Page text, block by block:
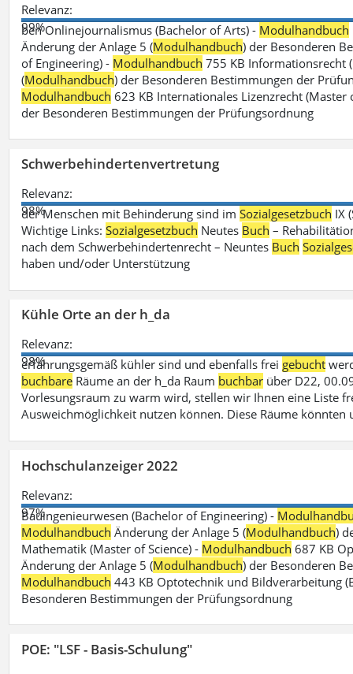
Relevanz:
99%
ben Onlinejournalismus (Bachelor of Arts) - Modulhandbuch
Änderung der Anlage 5 (Modulhandbuch) der Besonderen
of Engineering) - Modulhandbuch 755 KB Informationsrecht
(Modulhandbuch) der Besonderen Bestimmungen der
Modulhandbuch 623 KB Internationales Lizenzrecht (Master
der Besonderen Bestimmungen der Prüfungsordnung
Schwerbehindertenvertretung
Relevanz:
98%
der Menschen mit Behinderung sind imSozialgesetzbuch IX
Wichtige Links:Sozialgesetzbuch Neutes Buch –
nach dem Schwerbehindertenrecht – Neuntes Buch
haben und/oder Unterstützung
Kühle Orte an der h_da
Relevanz:
98%
erfahrungsgemäß kühler sind und ebenfalls frei gebucht
buchbare Räume an der h_da Raum buchbar über D22,
Vorlesungsraum zu warm wird, stellen wir Ihnen eine Liste
Ausweichmöglichkeit nutzen können. Diese Räume könnten
Hochschulanzeiger 2022
Relevanz:
97%
Bauingenieurwesen (Bachelor of Engineering) -
Modulhandbuch Änderung der Anlage 5 (Modulhandbuch)
Mathematik (Master of Science) - Modulhandbuch 687 KB
Änderung der Anlage 5 (Modulhandbuch) der Besonderen
Modulhandbuch 443 KB Optotechnik und Bildverarbeitung
Besonderen Bestimmungen der Prüfungsordnung
POE: "LSF - Basis-Schulung"